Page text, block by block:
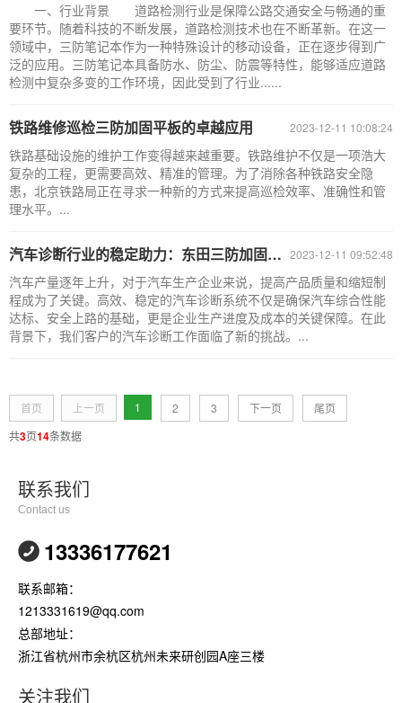
一、行业背景 道路检测行业是保障公路交通安全与畅通的重
要环节。随着科技的不断发展，道路检测技术也在不断革新。在这一
领域中，三防笔记本作为一种特殊设计的移动设备，正在逐步得到广
泛的应用。三防笔记本具备防水、防尘、防震等特性，能够适应道路
检测中复杂多变的工作环境，因此受到了行业......
2023-12-11 10:08:24
铁路维修巡检三防加固平板的卓越应用
铁路基础设施的维护工作变得越来越重要。铁路维护不仅是一项浩大
复杂的工程，更需要高效、精准的管理。为了消除各种铁路安全隐
患，北京铁路局正在寻求一种新的方式来提高巡检效率、准确性和管
理水平。...
2023-12-11 09:52:48
汽车诊断行业的稳定助力：东田三防加固平板的卓越应用
汽车产量逐年上升，对于汽车生产企业来说，提高产品质量和缩短制
程成为了关键。高效、稳定的汽车诊断系统不仅是确保汽车综合性能
达标、安全上路的基础，更是企业生产进度及成本的关键保障。在此
背景下，我们客户的汽车诊断工作面临了新的挑战。...
首页 上一页 1 2 3 下一页
尾页
共3页14条数据
联系我们
Contact us
13336177621
联系邮箱：
1213331619@qq.com
总部地址：
浙江省杭州市余杭区杭州未来研创园A座三楼
关注我们